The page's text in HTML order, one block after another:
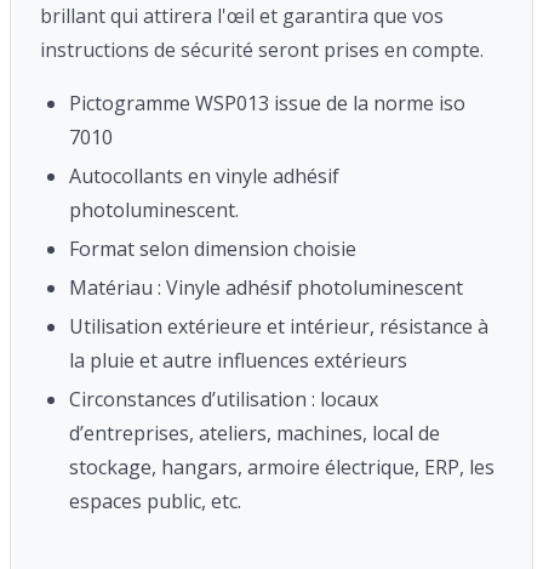
brillant qui attirera l'œil et garantira que vos
instructions de sécurité seront prises en compte.
Pictogramme WSP013 issue de la norme iso
7010
Autocollants en vinyle adhésif
photoluminescent.
Format selon dimension choisie
Matériau : Vinyle adhésif photoluminescent
Utilisation extérieure et intérieur, résistance à
la pluie et autre influences extérieurs
Circonstances d’utilisation : locaux
d’entreprises, ateliers, machines, local de
stockage, hangars, armoire électrique, ERP, les
espaces public, etc.